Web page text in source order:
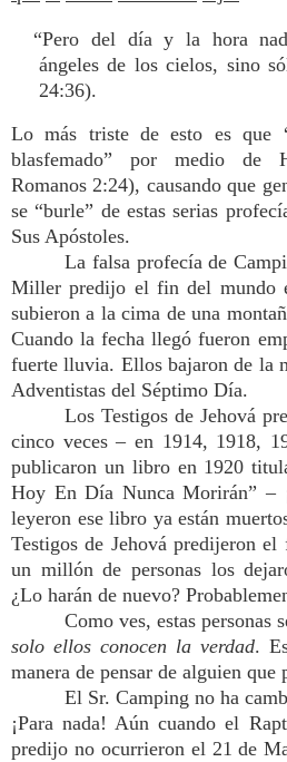
“Pero del día y la hora
ángeles de los cielos, sino
24:36).
Lo más triste de esto es que
blasfemado” por medio de
Romanos 2:24), causando que
se “burle” de estas serias
Sus Apóstoles.
La falsa profecía de
Miller predijo el fin del mundo
subieron a la cima de una
Cuando la fecha llegó fueron
fuerte lluvia. Ellos bajaron de la
Adventistas del Séptimo Día.
Los Testigos de Jehová
cinco veces – en 1914, 1918,
publicaron un libro en 1920
Hoy En Día Nunca Morirán” –
leyeron ese libro ya están
Testigos de Jehová predijeron
un millón de personas los
¿Lo harán de nuevo?
Como ves, estas personas
solo ellos conocen la verdad.
manera de pensar de alguien que
El Sr. Camping no ha
¡Para nada! Aún cuando el
predijo no ocurrieron el 21 de